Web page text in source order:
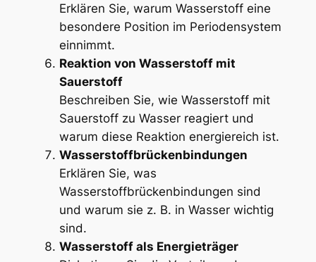
Erklären Sie, warum Wasserstoff eine
besondere Position im Periodensystem
einnimmt.
Reaktion von Wasserstoff mit
Sauerstoff
Beschreiben Sie, wie Wasserstoff mit
Sauerstoff zu Wasser reagiert und
warum diese Reaktion energiereich ist.
Wasserstoffbrückenbindungen
Erklären Sie, was
Wasserstoffbrückenbindungen sind
und warum sie z. B. in Wasser wichtig
sind.
Wasserstoff als Energieträger